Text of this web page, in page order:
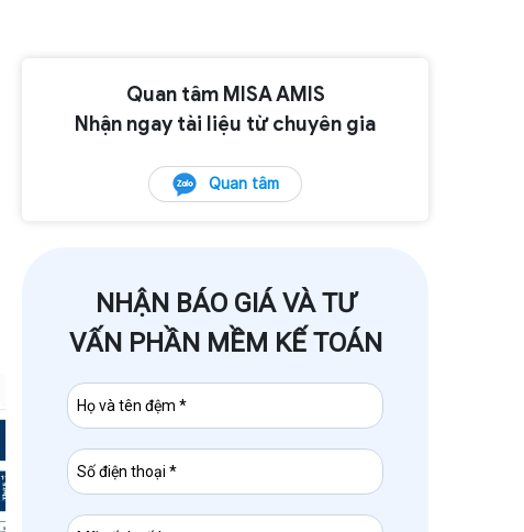
Quan tâm MISA AMIS
Nhận ngay tài liệu từ chuyên gia
Quan tâm
NHẬN BÁO GIÁ VÀ TƯ
VẤN PHẦN MỀM KẾ TOÁN